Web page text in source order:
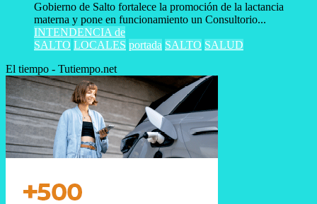
Gobierno de Salto fortalece la promoción de la lactancia
materna y pone en funcionamiento un Consultorio...
INTENDENCIA de
SALTO LOCALES portada SALTO SALUD
El tiempo - Tutiempo.net